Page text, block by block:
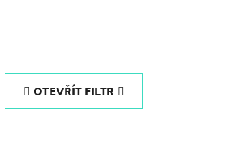
OTEVŘÍT FILTR